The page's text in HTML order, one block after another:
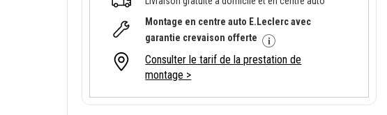
Montage en centre auto E.Leclerc avec
garantie crevaison offerte
Consulter le tarif de la prestation de
montage >